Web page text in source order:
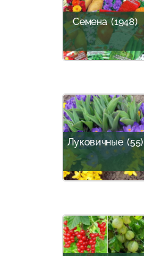
Семена (1948)
Луковичные (55)